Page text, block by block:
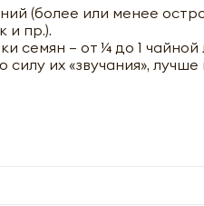
(более или менее
и пр.).
семян – от ¼ до 1 чайной
их «звучания»,